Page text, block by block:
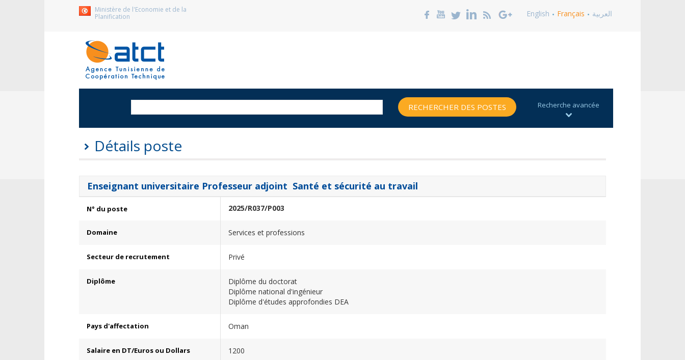
Ministère de l'Economie et de la
Planification
English Français العربية
RECHERCHER DES POSTES
Détails poste
Enseignant universitaire Professeur adjoint Santé et sécurité au travail
N° du poste 2025/R037/P003
Domaine Services et professions
Secteur de recrutement Privé
Diplôme
Diplôme du doctorat
Diplôme national d'ingénieur
Diplôme d'études approfondies DEA
Pays d'affectation Oman
Salaire en DT/Euros ou Dollars 1200